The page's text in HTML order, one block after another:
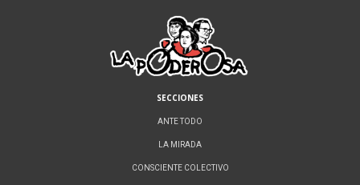
SECCIONES
ANTE TODO
LA MIRADA
CONSCIENTE COLECTIVO